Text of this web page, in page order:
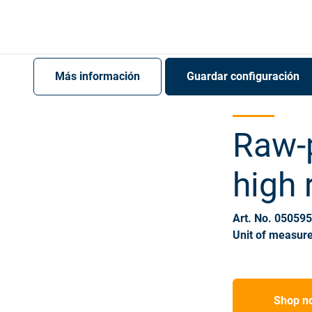
Más información Guardar configuración
high
Art. No.
Unit of
Shop